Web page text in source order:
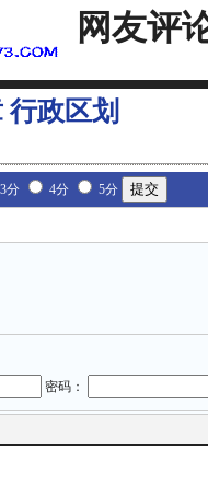
网友评
行政区划
3分 4分 5分
密码：